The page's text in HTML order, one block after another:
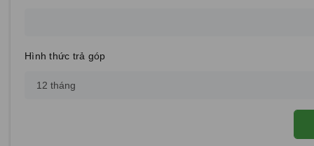
Hình thức trả góp